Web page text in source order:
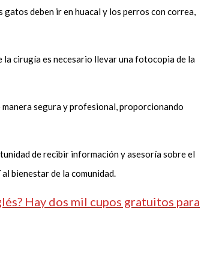
gatos deben ir en huacal y los perros con correa,
la cirugía es necesario llevar una fotocopia de la
segura y profesional, proporcionando
de recibir información y asesoría sobre el
bienestar de la comunidad.
Hay dos mil cupos gratuitos para